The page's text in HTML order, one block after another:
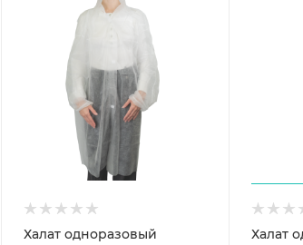
Халат одноразовый
Халат